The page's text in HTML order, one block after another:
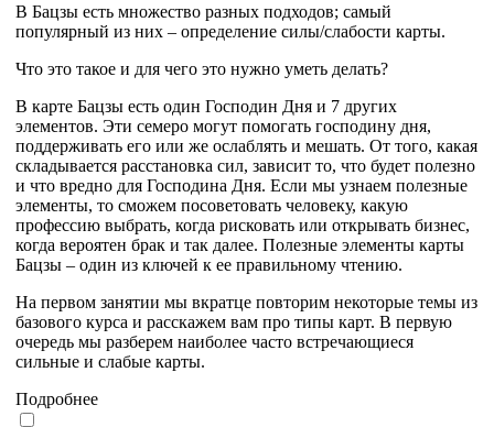
В Бацзы есть множество разных подходов; самый
популярный из них – определение силы/слабости карты.
Что это такое и для чего это нужно уметь делать?
В карте Бацзы есть один Господин Дня и 7 других
элементов. Эти семеро могут помогать господину дня,
поддерживать его или же ослаблять и мешать. От того, какая
складывается расстановка сил, зависит то, что будет полезно
и что вредно для Господина Дня. Если мы узнаем полезные
элементы, то сможем посоветовать человеку, какую
профессию выбрать, когда рисковать или открывать бизнес,
когда вероятен брак и так далее. Полезные элементы карты
Бацзы – один из ключей к ее правильному чтению.
На первом занятии мы вкратце повторим некоторые темы из
базового курса и расскажем вам про типы карт. В первую
очередь мы разберем наиболее часто встречающиеся
сильные и слабые карты.
Подробнее